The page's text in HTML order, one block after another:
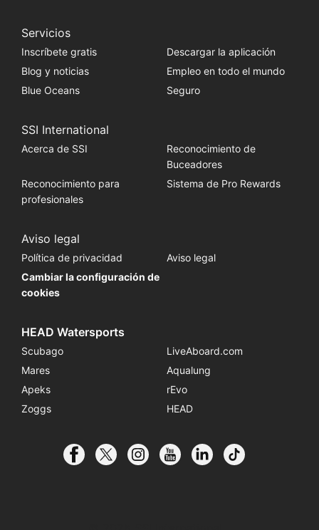
Servicios
Inscríbete gratis
Descargar la aplicación
Blog y noticias
Empleo en todo el mundo
Blue Oceans
Seguro
SSI International
Acerca de SSI
Reconocimiento de
Buceadores
Reconocimiento para
profesionales
Sistema de Pro Rewards
Aviso legal
Política de privacidad
Aviso legal
Cambiar la configuración de
cookies
HEAD Watersports
Scubago
LiveAboard.com
Mares
Aqualung
Apeks
rEvo
Zoggs
HEAD